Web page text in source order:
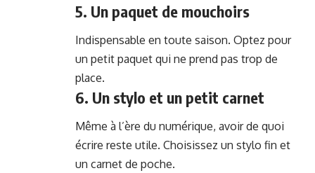
5. Un paquet de mouchoirs
Indispensable en toute saison. Optez pour
un petit paquet qui ne prend pas trop de
place.
6. Un stylo et un petit carnet
Même à l’ère du numérique, avoir de quoi
écrire reste utile. Choisissez un stylo fin et
un carnet de poche.